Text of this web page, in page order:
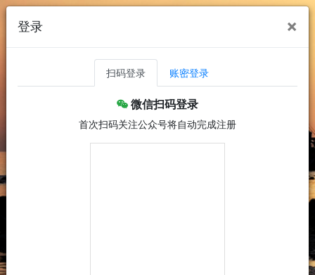
登录 ×
扫码登录 账密登录
微信扫码登录
首次扫码关注公众号将自动完成注册